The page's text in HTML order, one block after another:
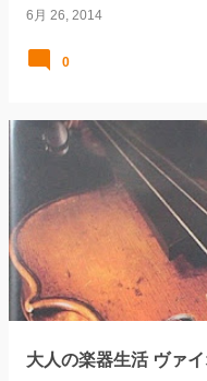
6月 26, 2014
0
大人の楽器生活 ヴァ